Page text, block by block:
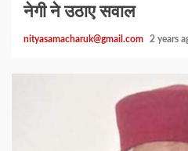
नेगी ने उठाए सवाल
nityasamacharuk@gmail.com 2 years